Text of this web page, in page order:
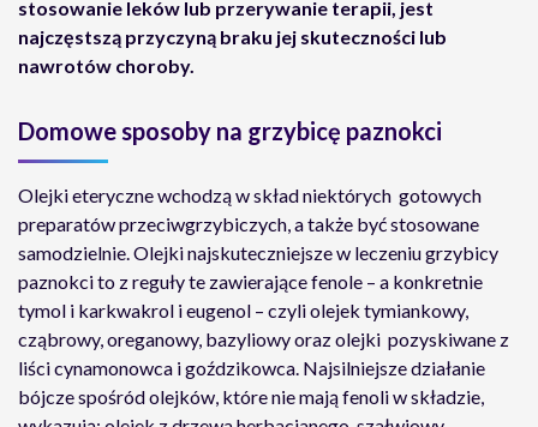
stosowanie leków lub przerywanie terapii, jest
najczęstszą przyczyną braku jej skuteczności lub
nawrotów choroby.
Domowe sposoby na grzybicę paznokci
Olejki eteryczne wchodzą w skład niektórych gotowych
preparatów przeciwgrzybiczych, a także być stosowane
samodzielnie. Olejki najskuteczniejsze w leczeniu grzybicy
paznokci to z reguły te zawierające fenole – a konkretnie
tymol i karkwakrol i eugenol – czyli olejek tymiankowy,
cząbrowy, oreganowy, bazyliowy oraz olejki pozyskiwane z
liści cynamonowca i goździkowca. Najsilniejsze działanie
bójcze spośród olejków, które nie mają fenoli w składzie,